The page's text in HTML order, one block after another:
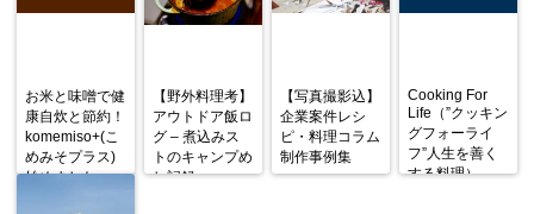
お米と味噌で健
康自炊と節約！
komemiso+(こ
めみそプラス)
始めました
【野外料理考】
アウトドア飯ロ
グ – 煮込みス
トのキャンプめ
し記録
【写真撮影込】
企業案件レシ
ピ・料理コラム
制作事例集
Cooking For
Life（”クッキン
グフォーライ
フ”人生を善く
する料理）